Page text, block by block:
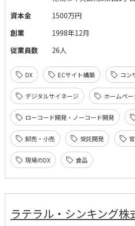
資本金
1500万円
創業
1998年12月
従業員数
26人
DX ECサイト構築 コン
デジタルサイネージ ホームペ
ローコード開発・ノーコード開発
卸売・小売 受託開発
現場のDX 食品
ラテラル・シンキング株